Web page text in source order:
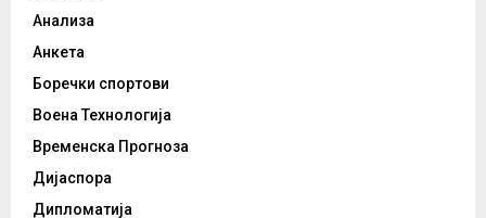
Анализа
Анкета
Боречки спортови
Воена Технологија
Временска Прогноза
Дијаспора
Дипломатија